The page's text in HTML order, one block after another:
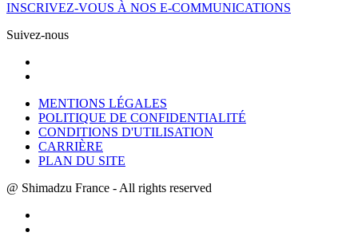
INSCRIVEZ-VOUS À NOS E-COMMUNICATIONS
Suivez-nous
MENTIONS LÉGALES
POLITIQUE DE CONFIDENTIALITÉ
CONDITIONS D'UTILISATION
CARRIÈRE
PLAN DU SITE
@ Shimadzu France - All rights reserved